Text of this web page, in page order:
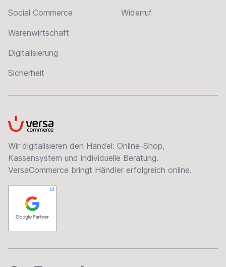
Social Commerce
Warenwirtschaft
Digitalisierung
Sicherheit
Widerruf
VersaCommerce
Wir digitalisieren den Handel: Online-Shop,
Kassensystem und individuelle Beratung.
VersaCommerce bringt Händler erfolgreich online.